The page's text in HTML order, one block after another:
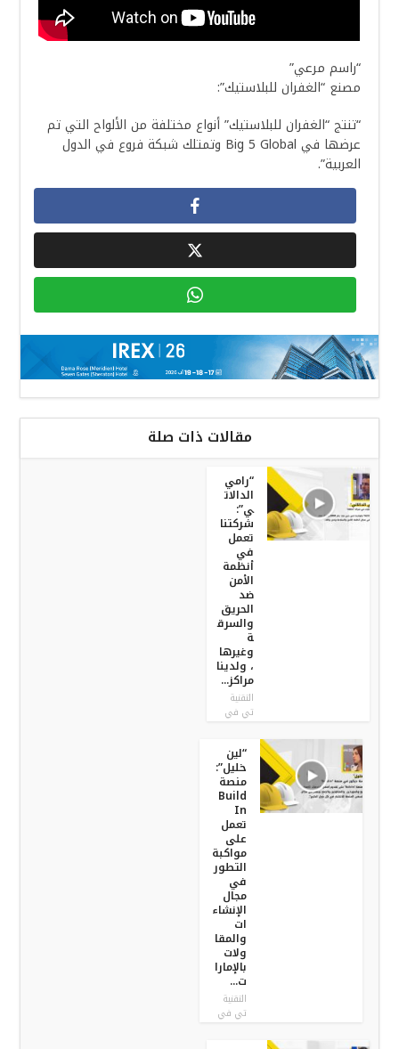
“راسم مرعي”
مصنع “الغفران للبلاستيك”:
“تنتج “الغفران للبلاستيك” أنواع مختلفة من الألواح التي تم
عرضها في Big 5 Global وتمتلك شبكة فروع في الدول
العربية”.
مقالات ذات صلة
التقنية
تي في
“رامي
الدالات
ي”:
شركتنا
تعمل
في
أنظمة
الأمن
ضد
الحريق
والسرق
ة
وغيرها
، ولدينا
مراكز...
التقنية
تي في
“لين
خليل”:
منصة
Build
In
تعمل
على
مواكبة
التطور
في
مجال
الإنشاء
ات
والمقا
ولات
بالإمارا
ت...